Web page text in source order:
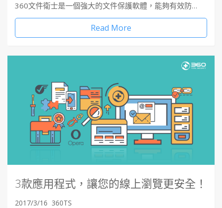
360文件衛士是一個強大的文件保護軟體，能夠有效防…
Read More
3款應用程式，讓您的線上瀏覽更安全！
2017/3/16 360TS